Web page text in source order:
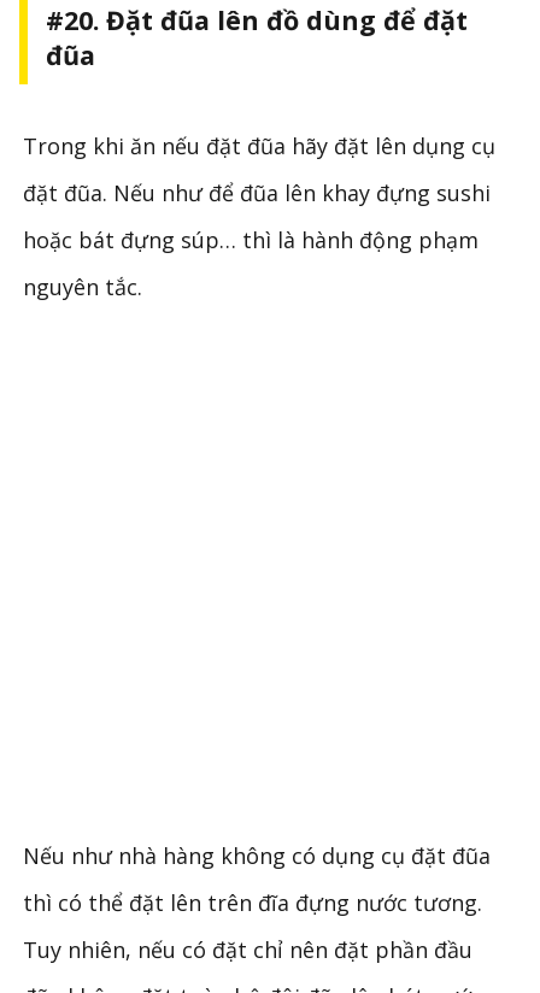
#20. Đặt đũa lên đồ dùng để đặt
đũa
Trong khi ăn nếu đặt đũa hãy đặt lên dụng cụ
đặt đũa. Nếu như để đũa lên khay đựng sushi
hoặc bát đựng súp… thì là hành động phạm
nguyên tắc.
Nếu như nhà hàng không có dụng cụ đặt đũa
thì có thể đặt lên trên đĩa đựng nước tương.
Tuy nhiên, nếu có đặt chỉ nên đặt phần đầu